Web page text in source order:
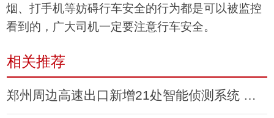
烟、打手机等妨碍行车安全的行为都是可以被监控
看到的，广大司机一定要注意行车安全。
相关推荐
郑州周边高速出口新增21处智能侦测系统 抓拍违